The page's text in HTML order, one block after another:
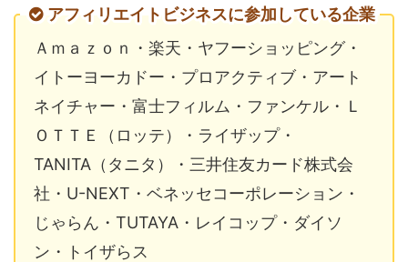
アフィリエイトビジネスに参加している企業
Ａｍａｚｏｎ・楽天・ヤフーショッピング・
イトーヨーカドー・プロアクティブ・アート
ネイチャー・富士フィルム・ファンケル・Ｌ
ＯＴＴＥ（ロッテ）・ライザップ・
TANITA（タニタ）・三井住友カード株式会
社・U-NEXT・ベネッセコーポレーション・
じゃらん・TUTAYA・レイコップ・ダイソ
ン・トイザらス